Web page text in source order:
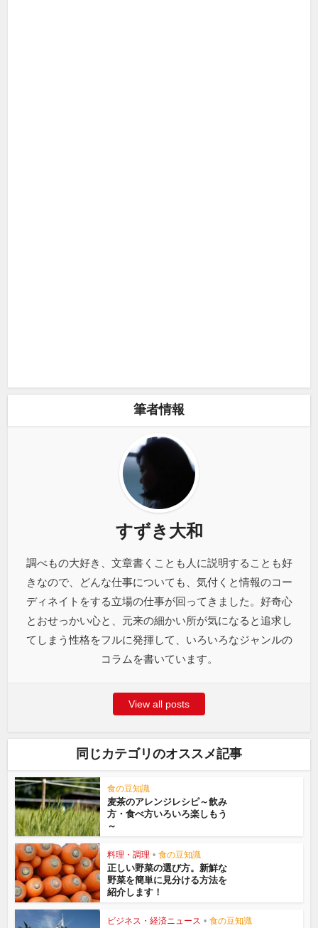
筆者情報
すずき大和
調べもの大好き、文章書くことも人に説明することも好
きなので、どんな仕事についても、気付くと情報のコー
ディネイトをする立場の仕事が回ってきました。好奇心
とおせっかい心と、元来の細かい所が気になると追求し
てしまう性格をフルに発揮して、いろいろなジャンルの
コラムを書いています。
View all posts
同じカテゴリのオススメ記事
食の豆知識
麦茶のアレンジレシピ～飲み
方・食べ方いろいろ楽しもう
～
料理・調理 • 食の豆知識
正しい野菜の選び方。新鮮な
野菜を簡単に見分ける方法を
紹介します！
ビジネス・経済ニュース • 食の豆知識